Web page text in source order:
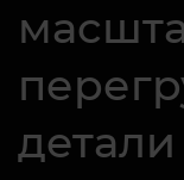
детали